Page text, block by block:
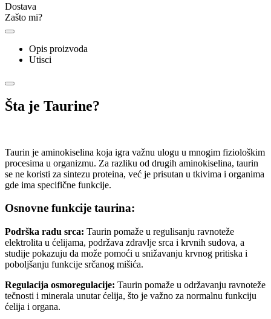
Dostava
Zašto mi?
Opis proizvoda
Utisci
Šta je Taurine?
Taurin je aminokiselina koja igra važnu ulogu u mnogim fiziološkim
procesima u organizmu. Za razliku od drugih aminokiselina, taurin
se ne koristi za sintezu proteina, već je prisutan u tkivima i organima
gde ima specifične funkcije.
Osnovne funkcije taurina:
Podrška radu srca: Taurin pomaže u regulisanju ravnoteže
elektrolita u ćelijama, podržava zdravlje srca i krvnih sudova, a
studije pokazuju da može pomoći u snižavanju krvnog pritiska i
poboljšanju funkcije srčanog mišića.
Regulacija osmoregulacije: Taurin pomaže u održavanju ravnoteže
tečnosti i minerala unutar ćelija, što je važno za normalnu funkciju
ćelija i organa.